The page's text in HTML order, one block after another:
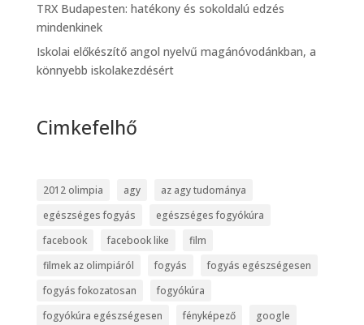
TRX Budapesten: hatékony és sokoldalú edzés
mindenkinek
Iskolai előkészítő angol nyelvű magánóvodánkban, a
könnyebb iskolakezdésért
Cimkefelhő
2012 olimpia agy
az agy tudománya
egészséges fogyás
egészséges fogyókúra
facebook
facebook like
film
filmek az olimpiáról
fogyás
fogyás egészségesen
fogyás fokozatosan
fogyókúra
fogyókúra egészségesen
fényképező
google